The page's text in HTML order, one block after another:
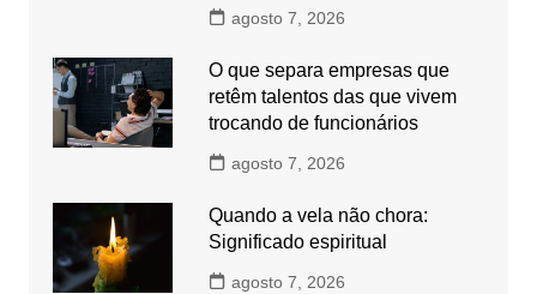
agosto 7, 2026
O que separa empresas que
retêm talentos das que vivem
trocando de funcionários
agosto 7, 2026
Quando a vela não chora:
Significado espiritual
agosto 7, 2026